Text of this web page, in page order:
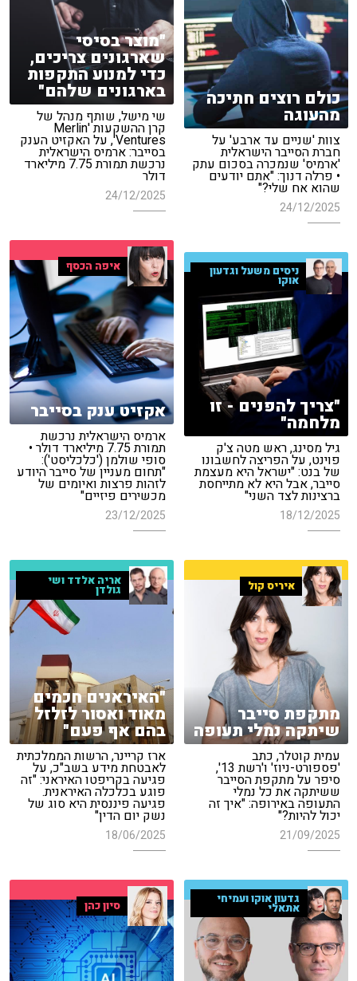
"מוצר בסיסי
שארגונים צריכים,
כדי למנוע התקפות
בארגונים שלהם"
שי מישל, שותף מנהל של
קרן ההשקעות 'Merlin
Ventures', על האקזיט הענק
בסייבר: ארמיס הישראלית
נרכשת תמורת 7.75 מיליארד
דולר
24/12/2025
כולם רוצים חתיכה
מהעוגה
צוות 'שניים עד ארבע' על
חברת הסייבר הישראלית
'ארמיס' שנמכרה בסכום עתק
• פרלה דנוך: "אתם יודעים
שהוא אח שלי?"
24/12/2025
איפה הכסף
אקזיט ענק בסייבר
ארמיס הישראלית נרכשת
תמורת 7.75 מיליארד דולר •
סופי שולמן ('כלכליסט'):
"תחום מעניין של סייבר היודע
לזהות פרצות ואיומים של
מכשירים פיזיים"
23/12/2025
ניסים משעל וגדעון
אוקו
"צריך להפנים - זו
מלחמה"
גיל מסינג, ראש מטה צ'ק
פוינט, על הפריצה לחשבונו
של בנט: "ישראל היא מעצמת
סייבר, אבל היא לא מתייחסת
ברצינות לצד השני"
18/12/2025
איריס קול
מתקפת סייבר
שיתקה נמלי תעופה
עמית קוטלר, כתב
'פספורט-ניוז' ו'רשת 13',
סיפר על מתקפת הסייבר
ששיתקה את כל נמלי
התעופה באירופה: "איך זה
יכול להיות?"
21/09/2025
אריה אלדד ושי
גולדן
"האיראנים חכמים
מאוד ואסור לזלזל
בהם אף פעם"
ארז קריינר, הרשות הממלכתית
לאבטחת מידע בשב"כ, על
פגיעה בקריפטו האיראני: "זה
פוגע בכלכלה האיראנית.
פגיעה פיננסית היא סוג של
נשק יום הדין"
18/06/2025
גדעון אוקו ועמיחי
אתאלי סיון כהן